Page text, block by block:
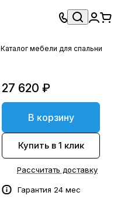
Каталог мебели для спальни
27 620 ₽
В корзину
Купить в 1 клик
Рассчитать доставку
Гарантия 24 мес